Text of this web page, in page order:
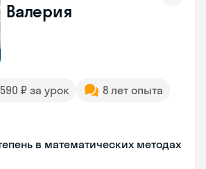
Валерия
₽ за урок
8 лет опыта
в математических методах